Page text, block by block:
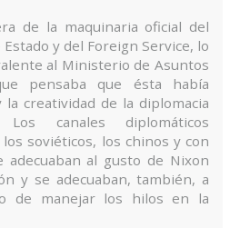
de la maquinaria oficial del
y del Foreign Service, lo
al Ministerio de Asuntos
pensaba que ésta había
creatividad de la diplomacia
Los canales diplomáticos
soviéticos, los chinos y con
adecuaban al gusto de Nixon
y se adecuaban, también, a
de manejar los hilos en la